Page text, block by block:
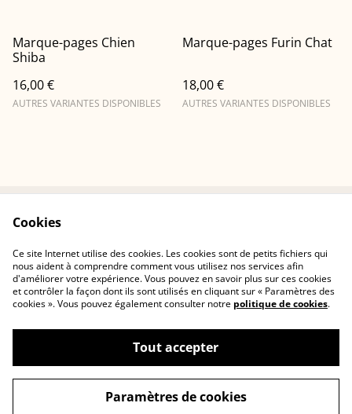
Marque-pages Chien
Shiba
16,00 €
AUTRES VARIANTES DISPONIBLES
Marque-pages Furin Chat
18,00 €
AUTRES VARIANTES DISPONIBLES
confidentialité
Politique de cookies
Contactez-nous
©2026Cerisia Concept
powered by
Cookies
Ce site Internet utilise des cookies. Les cookies sont de petits fichiers qui
nous aident à comprendre comment vous utilisez nos services afin
d'améliorer votre expérience. Vous pouvez en savoir plus sur ces cookies
et contrôler la façon dont ils sont utilisés en cliquant sur « Paramètres des
cookies ». Vous pouvez également consulter notre politique de cookies.
Tout accepter
Paramètres de cookies